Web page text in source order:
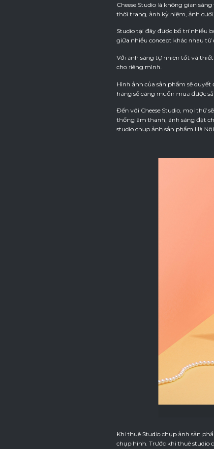
Cheese Studio là không gian
thời trang, ảnh kỷ niệm, ảnh
Studio tại đây được bố trí nhiều
giữa nhiều concept khác nhau từ
Với ánh sáng tự nhiên tốt và
cho riêng mình.
Hình ảnh của sản phẩm sẽ
hàng sẽ càng muốn mua được
Đến với Cheese Studio, mọi thứ
thống âm thanh, ánh sáng đạt
studio chụp ảnh sản phẩm Hà
Khi thuê Studio chụp ảnh sản
chụp hình. Trước khi thuê studio